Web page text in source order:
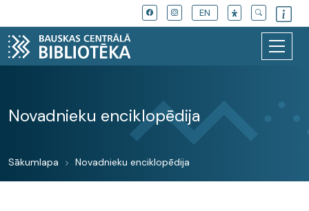
EN
Novadnieku enciklopēdija
Sākumlapa Novadnieku enciklopēdija